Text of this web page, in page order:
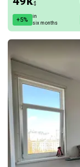
$
+5%
in
six months